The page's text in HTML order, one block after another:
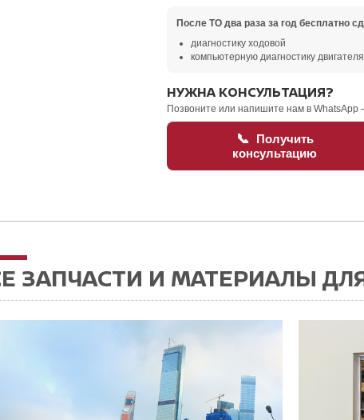
После ТО два раза за год бесплатно
диагностику ходовой
компьютерную диагностику
НУЖНА КОНСУЛЬТАЦИЯ?
Позвоните или напишите нам в
📞 Получить
консультацию
ЗАПЧАСТИ И МАТЕРИАЛЫ